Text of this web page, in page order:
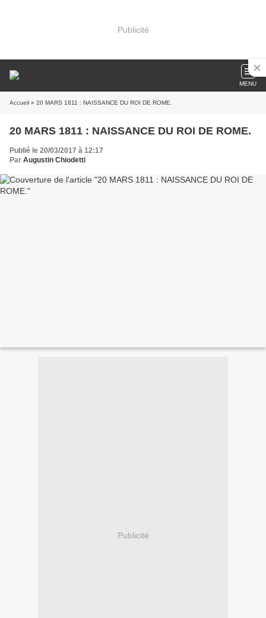
Publicité
MENU
Accueil » 20 MARS 1811 : NAISSANCE DU ROI DE ROME.
20 MARS 1811 : NAISSANCE DU ROI DE ROME.
Publié le 20/03/2017 à 12:17
Par Augustin Chiodetti
Publicité